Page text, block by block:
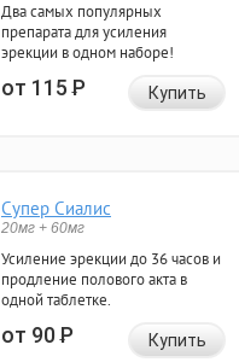
Два самых популярных
препарата для усиления
эрекции в одном наборе!
от 115Р Купить
Супер Сиалис
20мг + 60мг
Усиление эрекции до 36 часов и
продление полового акта в
одной таблетке.
от 90Р Купить